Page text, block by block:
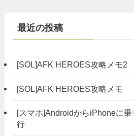
最近の投稿
[SOL]AFK HEROES攻略メモ2
[SOL]AFK HEROES攻略メモ
[スマホ]AndroidからiPhoneに
行